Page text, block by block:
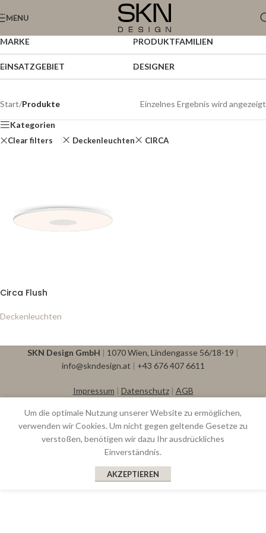
Skip to navigation
Skip to main content
MENU
MARKE PRODUKTFAMILIEN
EINSATZGEBIET DESIGNER
Start/Produkte Einzelnes Ergebnis wird angezeigt
Kategorien
Clear filters Deckenleuchten CIRCA
Circa Flush
Deckenleuchten
SKN Design GmbH | 1070 Wien, Lindengasse 56/18-19 |
info@skndesign.at | +43 676 407 6611
Impressum | Datenschutz| AGB
Um die optimale Nutzung unserer Website zu ermöglichen,
verwenden wir Cookies. Um nicht gegen geltende Gesetze zu
verstoßen, benötigen wir dazu Ihr ausdrückliches
Einverständnis.
AKZEPTIEREN